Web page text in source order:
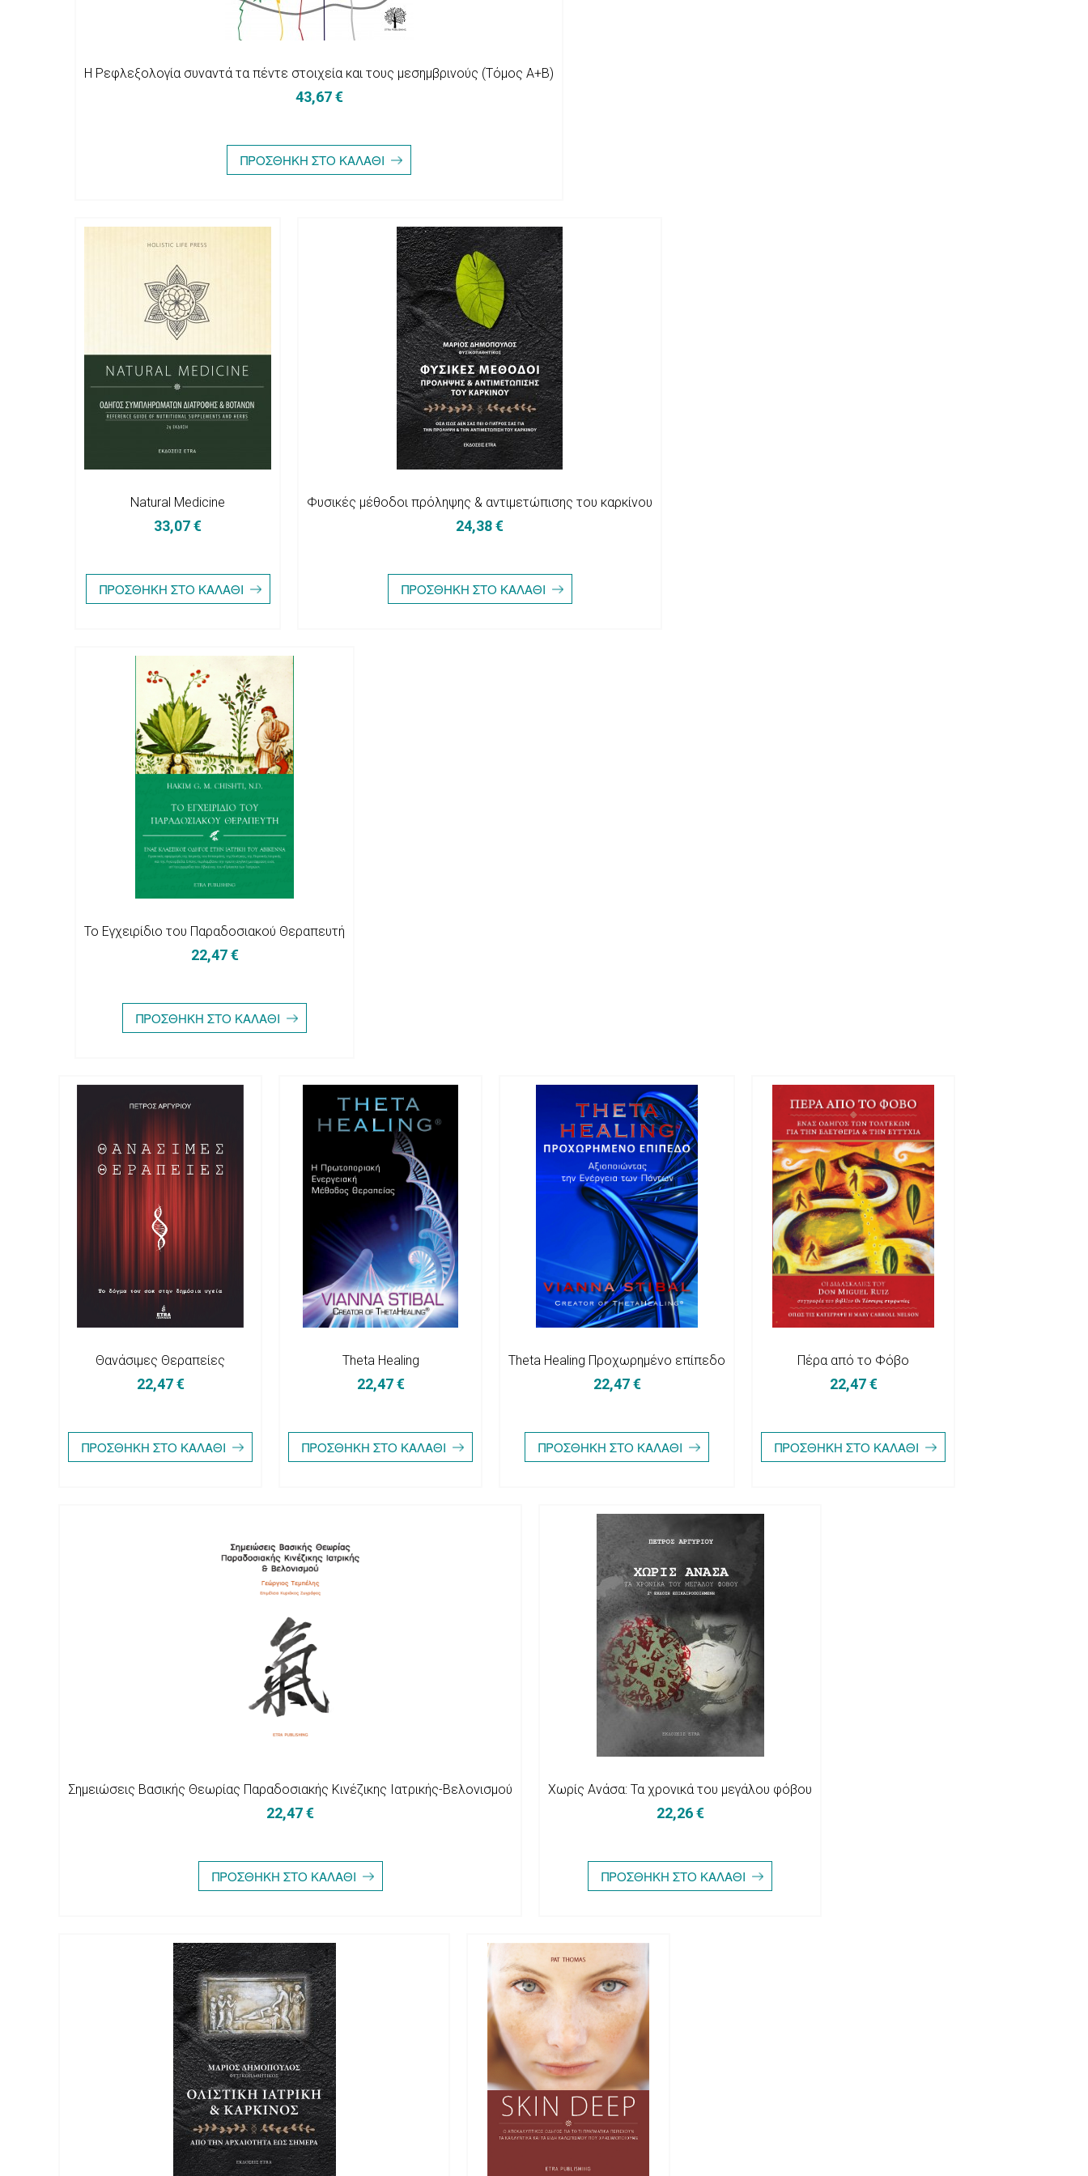
Η Ρεφλεξολογία συναντά τα πέντε στοιχεία και τους μεσημβρινούς (Τόμος Α+B)
43,67 €
Natural Medicine
33,07 €
Φυσικές μέθοδοι πρόληψης & αντιμετώπισης του καρκίνου
24,38 €
Το Εγχειρίδιο του Παραδοσιακού Θεραπευτή
22,47 €
Θανάσιμες Θεραπείες
22,47 €
Theta Healing
22,47 €
Theta Healing Προχωρημένο επίπεδο
22,47 €
Πέρα από το Φόβο
22,47 €
Σημειώσεις Βασικής Θεωρίας Παραδοσιακής Κινέζικης Ιατρικής-Bελονισμού
22,47 €
Χωρίς Ανάσα: Τα χρονικά του μεγάλου φόβου
22,26 €